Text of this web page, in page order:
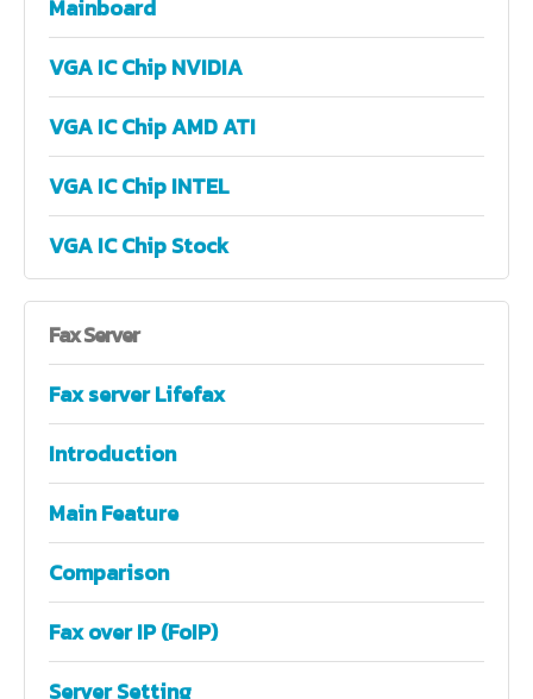
Mainboard
VGA IC Chip NVIDIA
VGA IC Chip AMD ATI
VGA IC Chip INTEL
VGA IC Chip Stock
FaxServer
Fax server Lifefax
Introduction
Main Feature
Comparison
Fax over IP (FoIP)
Server Setting